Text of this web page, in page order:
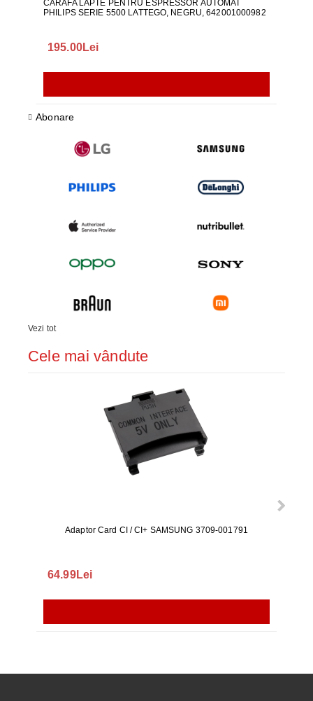
CARAFA LAPTE PENTRU ESPRESSOR AUTOMAT
PHILIPS SERIE 5500 LATTEGO, NEGRU, 642001000982
195.00Lei
Abonare
Vezi tot
Cele mai vândute
Adaptor Card CI / CI+ SAMSUNG 3709-001791
64.99Lei